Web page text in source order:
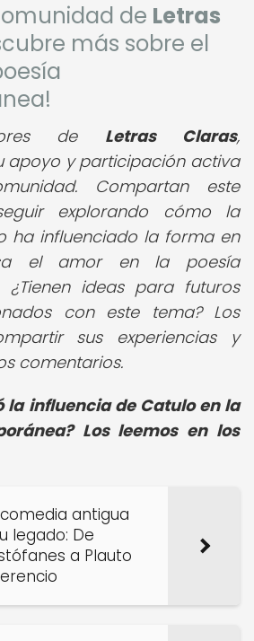
de Letras
más sobre el
de Letras Claras,
apoyo y participación activa
Compartan este
explorando cómo la
ha influenciado la forma en
el amor en la poesía
¿Tienen ideas para futuros
con este tema? Los
sus experiencias y
comentarios.
la influencia de Catulo en la
Los leemos en los
antigua
legado: De
a Plauto